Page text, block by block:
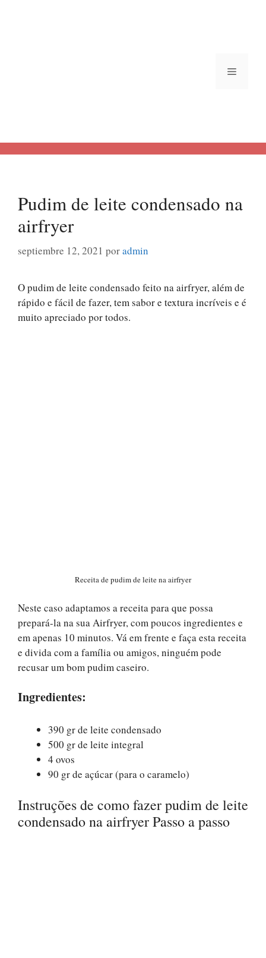
Menú
Pudim de leite condensado na
airfryer
septiembre 12, 2021 poradmin
O pudim de leite condensado feito na airfryer, além de
rápido e fácil de fazer, tem sabor e textura incríveis e é
muito apreciado por todos.
Receita de pudim de leite na airfryer
Neste caso adaptamos a receita para que possa
prepará-la na sua Airfryer, com poucos ingredientes e
em apenas 10 minutos. Vá em frente e faça esta receita
e divida com a família ou amigos, ninguém pode
recusar um bom pudim caseiro.
Ingredientes:
390 gr de leite condensado
500 gr de leite integral
4 ovos
90 gr de açúcar (para o caramelo)
Instruções de como fazer pudim de leite
condensado na airfryer Passo a passo